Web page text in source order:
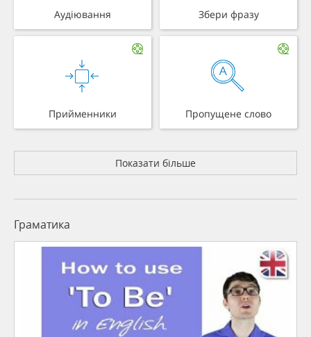
Аудіювання Збери фразу
Прийменники Пропущене слово
Показати більше
Граматика